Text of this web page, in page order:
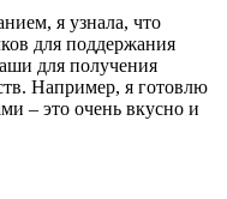
я узнала, что
для поддержания
для получения
Например, я готовлю
– это очень вкусно и